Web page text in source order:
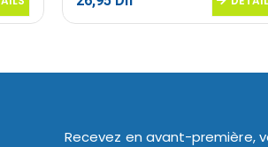
Recevez en avant-première,